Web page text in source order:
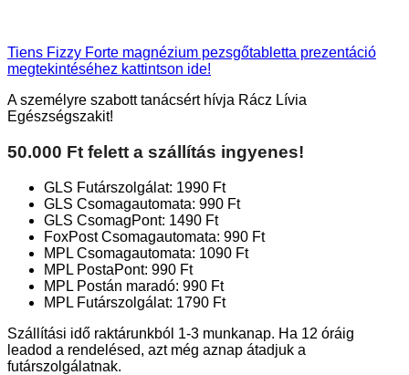
Tiens Fizzy Forte magnézium pezsgőtabletta prezentáció
megtekintéséhez kattintson ide!
A személyre szabott tanácsért hívja Rácz Lívia
Egészségszakit!
50.000 Ft felett a szállítás ingyenes!
GLS Futárszolgálat: 1990 Ft
GLS Csomagautomata: 990 Ft
GLS CsomagPont: 1490 Ft
FoxPost Csomagautomata: 990 Ft
MPL Csomagautomata: 1090 Ft
MPL PostaPont: 990 Ft
MPL Postán maradó: 990 Ft
MPL Futárszolgálat: 1790 Ft
Szállítási idő raktárunkból 1-3 munkanap. Ha 12 óráig
leadod a rendelésed, azt még aznap átadjuk a
futárszolgálatnak.